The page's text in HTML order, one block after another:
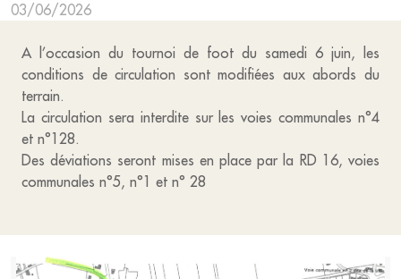
03/06/2026
A l’occasion du tournoi de foot du samedi 6 juin, les
conditions de circulation sont modifiées aux abords du
terrain.
La circulation sera interdite sur les voies communales n°4
et n°128.
Des déviations seront mises en place par la RD 16, voies
communales n°5, n°1 et n° 28